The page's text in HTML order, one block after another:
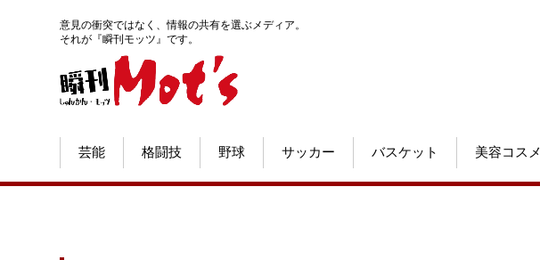
意見の衝突ではなく、情報の共有を選ぶメディア。
それが『瞬刊モッツ』です。
芸能 格闘技 野球 サッカー バスケット 美容コスメ